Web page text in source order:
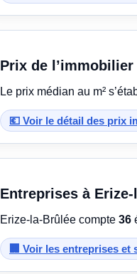
Prix de
Le prix médian au m²
💶 Voir le détail des prix
Entreprises à
Erize-la-Brûlée compte 36
🏢 Voir les entreprises